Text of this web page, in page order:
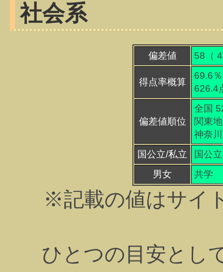
社会系
偏差値 58（ 4
得点率概算
69.6％
626.4
偏差値順位
全国
関東
神奈
国公立/私立
国公立
男女
共学
※記載の値はサイ
ひとつの目安とし